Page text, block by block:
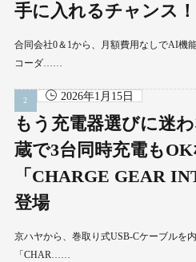
手に入れるチャンス！
合同会社0＆1から、月額費用なしでAI機
コーダ……
2026年1月15日
もう充電器選びに迷
蔵で3台同時充電も
「CHARGE GEAR
登場
京ハヤから、巻取り式USB-Cケーブルを
「CHAR……